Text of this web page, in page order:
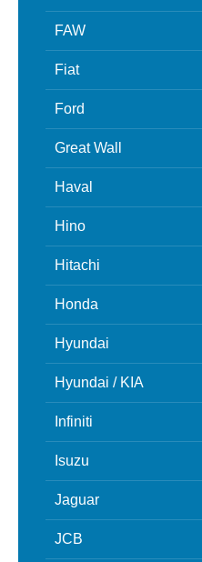
FAW
Fiat
Ford
Great Wall
Haval
Hino
Hitachi
Honda
Hyundai
Hyundai / KIA
Infiniti
Isuzu
Jaguar
JCB